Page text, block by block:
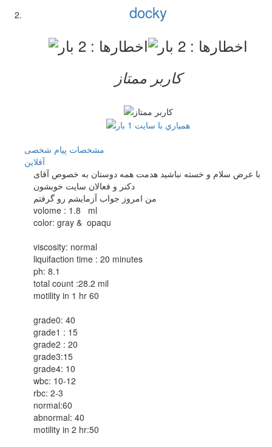
docky
کاربر ممتاز
مشخصات پیام شخصی
آفلاين
با عرض سلام و خسته نباشید هدمت همه دوستان به خصوص آقای
دکنر و فعالان سایت خوبشون
من امروز جواب آزمایشم رو گرفتم
volome : 1.8 ml
color: gray & opaqu
viscosity: normal
liquifaction time : 20 minutes
ph: 8.1
total count :28.2 mil
motility in 1 hr 60
grade0: 40
grade1 : 15
grade2 : 20
grade3:15
grade4: 10
wbc: 10-12
rbc: 2-3
normal:60
abnormal: 40
motility in 2 hr:50